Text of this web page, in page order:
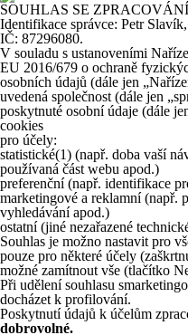
SOUHLAS SE
Identifikace správce: Petr
IČ: 87296080.
V souladu s ustanoveními
EU 2016/679 o ochraně
osobních údajů (dále jen
uvedená společnost (dále jen
poskytnuté osobní údaje (dále
cookies
pro účely:
statistické(1) (např. doba vaší
používaná část webu apod.)
preferenční (např. identifikace
marketingové a reklamní (např.
vyhledávání apod.)
ostatní (jiné nezařazené
Souhlas je možno nastavit pro
pouze pro některé účely
možné zamítnout vše (tlačítko
Při udělení souhlasu
docházet k profilování.
Poskytnutí údajů k účelům
dobrovolné.